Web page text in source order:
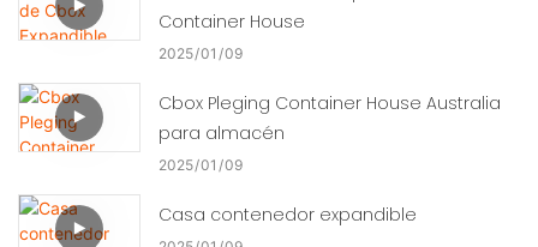
Container House
2025 01 09
Cbox Pleging Container House Australia
para almacén
2025 01 09
Casa contenedor expandible